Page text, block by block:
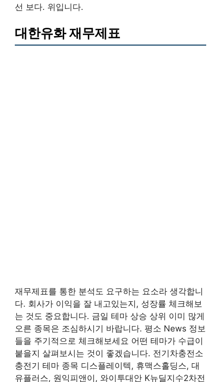
선 보다. 위입니다.
대한유화 재무제표
재무제표를 통한 분석도 요구하는 요소라 생각합니
다. 회사가 이익을 잘 내고있는지, 성장률 체크해보
는 것도 중요합니다. 금일 테마 상승 상위 이미 많게
오른 종목은 조심하시기 바랍니다. 평소 News 정보
들을 주기적으로 체크해보세요 어떤 테마가 수급이
붙을지 살펴보시는 것이 좋겠습니다. 전기차충전소
충전기 테마 종목 디스플레이텍, 휴맥스홀딩스, 대
유플러스, 원익피앤이, 와이투대안 K뉴딜지수2차전